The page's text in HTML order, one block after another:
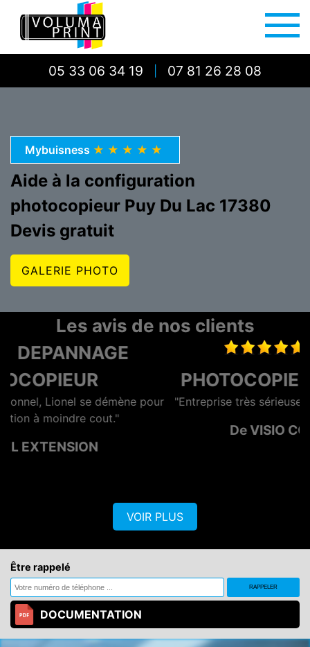
05 33 06 34 19 07 81 26 28 08
Mybuisness ★★★★★
Aide à la configuration
photocopieur Puy Du Lac 17380
Devis gratuit
GALERIE PHOTO
Les avis de nos clients
LOCATION
PHOTOCOPIEUR LA ROCHELLE
"Entreprise très sérieuse et surtout rapide et efficace"
De VISIO CONTROL OUEST
VOIR PLUS
Être rappelé
DOCUMENTATION